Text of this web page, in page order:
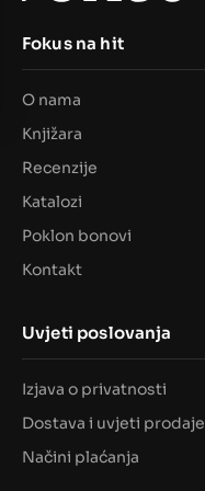
Fokus na hit
O nama
Knjižara
Recenzije
Katalozi
Poklon bonovi
Kontakt
Uvjeti poslovanja
Izjava o privatnosti
Dostava i uvjeti prodaje
Načini plaćanja